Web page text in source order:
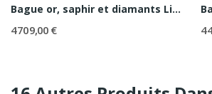
Bague or, saphir et diamants Lisbeth
4 709,00 € 4